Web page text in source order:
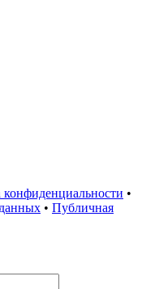
•
• Публичная